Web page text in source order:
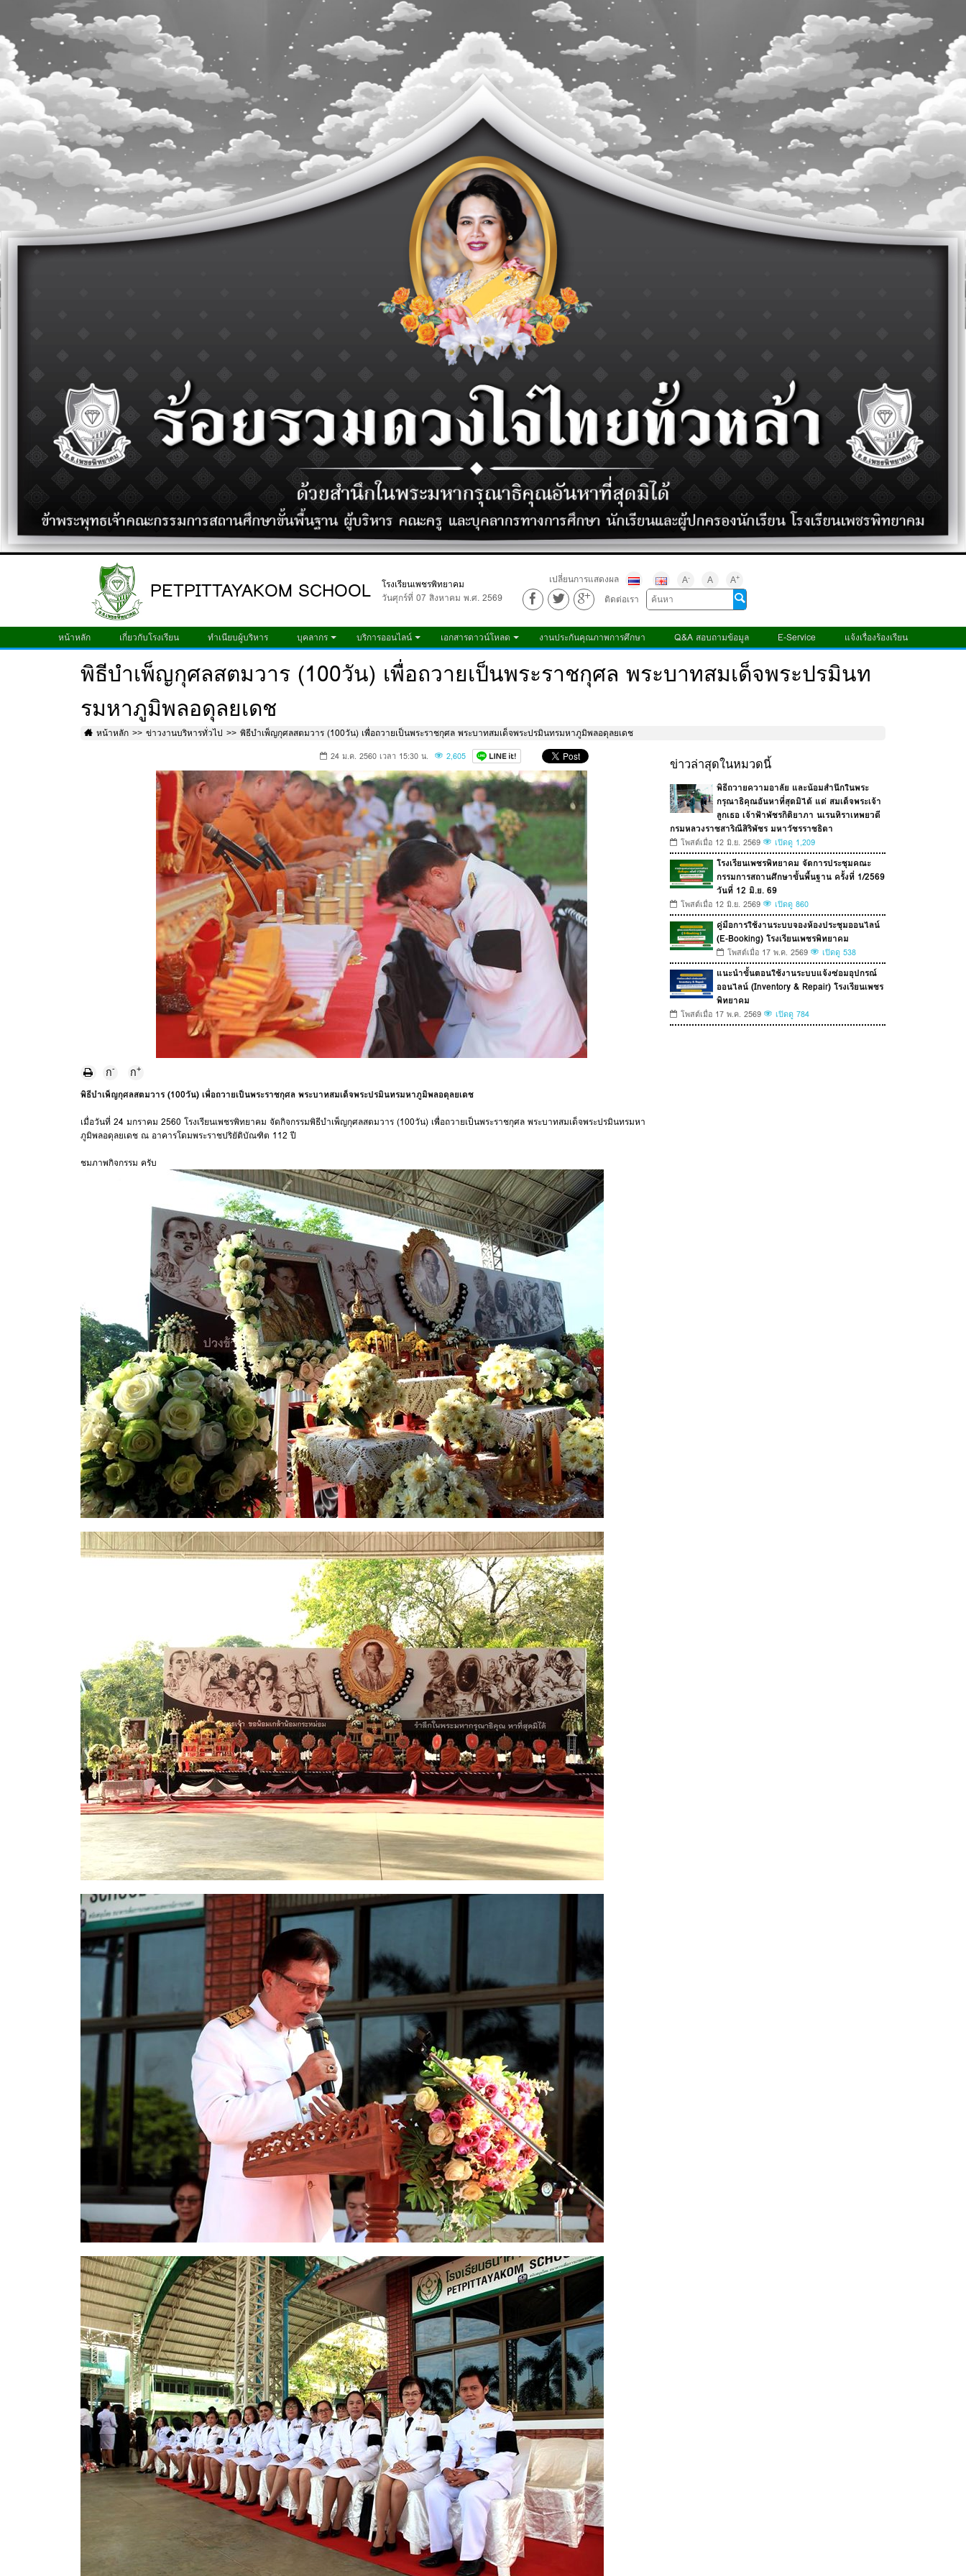
PETPITTAYAKOM SCHOOL
โรงเรียนเพชรพิทยาคม
วันศุกร์ที่ 07 สิงหาคม พ.ศ. 2569
เปลี่ยนการแสดงผล A- A A+
ติดต่อเรา
หน้าหลัก เกี่ยวกับโรงเรียน ทำเนียบผู้บริหาร บุคลากร บริการออนไลน์ เอกสารดาวน์โหลด งานประกันคุณภาพการศึกษา Q&A สอบถามข้อมูล E-Service แจ้งเรื่องร้องเรียน
พิธีบำเพ็ญกุศลสตมวาร (100วัน) เพื่อถวายเป็นพระราชกุศล พระบาทสมเด็จพระปรมินท
รมหาภูมิพลอดุลยเดช
หน้าหลัก ข่าวงานบริหารทั่วไป พิธีบำเพ็ญกุศลสตมวาร (100วัน) เพื่อถวายเป็นพระราชกุศล พระบาทสมเด็จพระปรมินทรมหาภูมิพลอดุลยเดช
24 ม.ค. 2560 เวลา 15:30 น. 2,605
ก- ก+
พิธีบำเพ็ญกุศลสตมวาร (100วัน) เพื่อถวายเป็นพระราชกุศล พระบาทสมเด็จพระปรมินทรมหาภูมิพลอดุลยเดช
เมื่อวันที่ 24 มกราคม 2560 โรงเรียนเพชรพิทยาคม จัดกิจกรรมพิธีบำเพ็ญกุศลสตมวาร (100วัน) เพื่อถวายเป็นพระราชกุศล พระบาทสมเด็จพระปรมินทรมหา
ภูมิพลอดุลยเดช ณ อาคารโดมพระราชปริยัติบัณฑิต 112 ปี
ชมภาพกิจกรรม ครับ
ข่าวล่าสุดในหมวดนี้
พิธีถวายความอาลัย และน้อมสำนึกในพระ
กรุณาธิคุณอันหาที่สุดมิได้ แด่ สมเด็จพระเจ้า
ลูกเธอ เจ้าฟ้าพัชรกิติยาภา นเรนทิราเทพยวดี
กรมหลวงราชสาริณีสิริพัชร มหาวัชรราชธิดา
โพสต์เมื่อ 12 มิ.ย. 2569 เปิดดู 1,209
โรงเรียนเพชรพิทยาคม จัดการประชุมคณะ
กรรมการสถานศึกษาขั้นพื้นฐาน ครั้งที่ 1/2569
วันที่ 12 มิ.ย. 69
โพสต์เมื่อ 12 มิ.ย. 2569 เปิดดู 860
คู่มือการใช้งานระบบจองห้องประชุมออนไลน์
(E-Booking) โรงเรียนเพชรพิทยาคม
โพสต์เมื่อ 17 พ.ค. 2569 เปิดดู 538
แนะนำขั้นตอนใช้งานระบบแจ้งซ่อมอุปกรณ์
ออนไลน์ (Inventory & Repair) โรงเรียนเพชร
พิทยาคม
โพสต์เมื่อ 17 พ.ค. 2569 เปิดดู 784